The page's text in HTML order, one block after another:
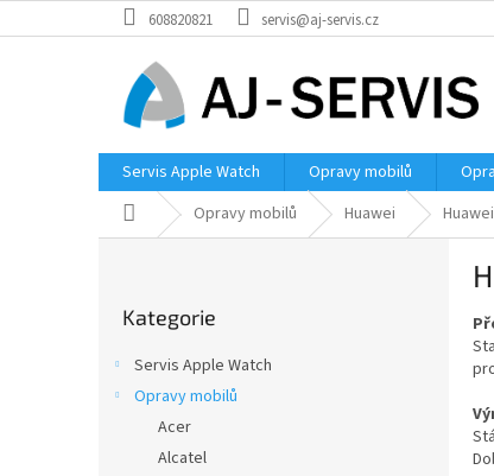
na
608820821 servis@aj-servis.cz
Servis Apple Watch Opravy mobilů
Domů Opravy mobilů Huawei
kategorie
Kategorie
Servis Apple Watch
Opravy mobilů
Acer
Alcatel